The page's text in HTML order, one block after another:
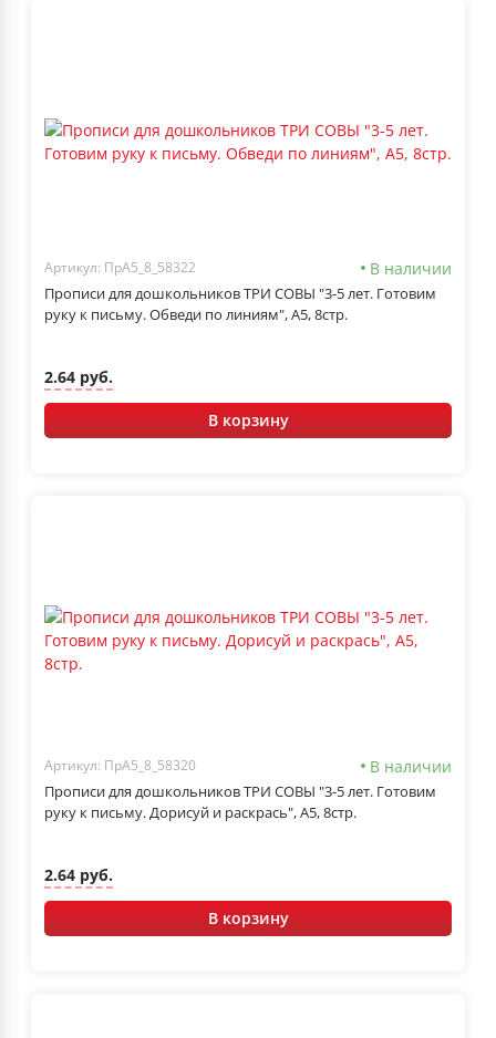
Артикул: ПрА5_8_58322 В наличии
Прописи для дошкольников ТРИ СОВЫ "3-5 лет. Готовим
руку к письму. Обведи по линиям", А5, 8стр.
2.64 руб.
В корзину
Артикул: ПрА5_8_58320 В наличии
Прописи для дошкольников ТРИ СОВЫ "3-5 лет. Готовим
руку к письму. Дорисуй и раскрась", А5, 8стр.
2.64 руб.
В корзину